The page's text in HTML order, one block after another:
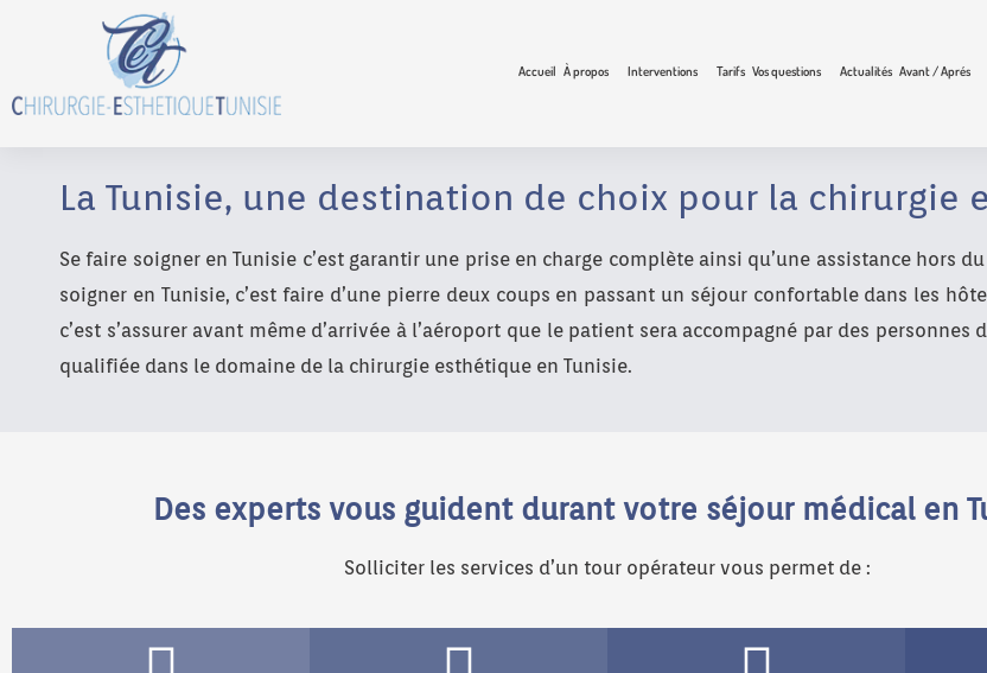
Accueil À propos Interventions Tarifs Vos questions Actualités Avant / Aprés
La Tunisie, une destination de choix pour la chirurgie
Se faire soigner en Tunisie c’est garantir une prise en charge complète ainsi qu’une assistance hors
soigner en Tunisie, c’est faire d’une pierre deux coups en passant un séjour confortable dans les
c’est s’assurer avant même d’arrivée à l’aéroport que le patient sera accompagné par des
qualifiée dans le domaine de la chirurgie esthétique en Tunisie.
Des experts vous guident durant votre séjour médical en
Solliciter les services d’un tour opérateur vous permet de :